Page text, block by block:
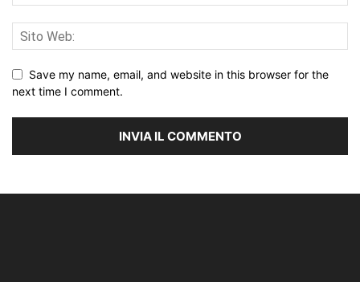
Save my name, email, and website in this browser for the
next time I comment.